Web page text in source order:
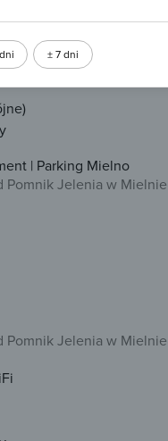
± 7 dni
Pomnik Jelenia w Mielnie
| Parking Mielno
Pomnik Jelenia w Mielnie
Pomnik Jelenia w Mielnie